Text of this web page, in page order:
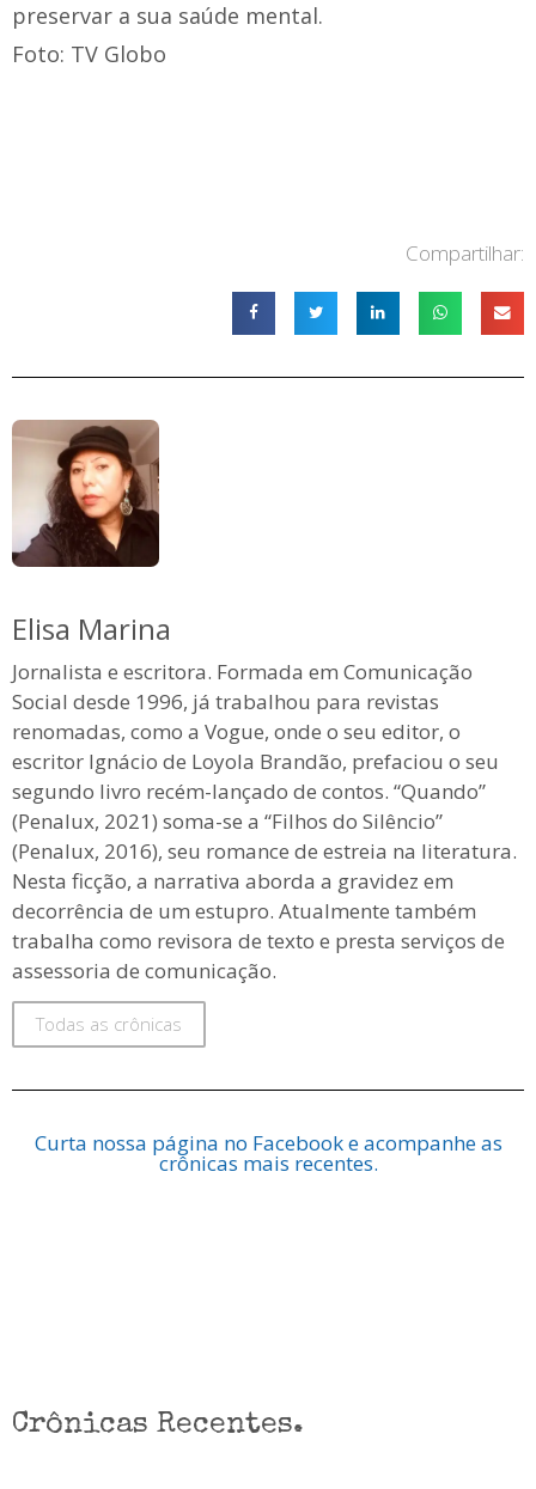
preservar a sua saúde mental.
Foto: TV Globo
Compartilhar:
Elisa Marina
Jornalista e escritora. Formada em Comunicação
Social desde 1996, já trabalhou para revistas
renomadas, como a Vogue, onde o seu editor, o
escritor Ignácio de Loyola Brandão, prefaciou o seu
segundo livro recém-lançado de contos. “Quando”
(Penalux, 2021) soma-se a “Filhos do Silêncio”
(Penalux, 2016), seu romance de estreia na literatura.
Nesta ficção, a narrativa aborda a gravidez em
decorrência de um estupro. Atualmente também
trabalha como revisora de texto e presta serviços de
assessoria de comunicação.
Todas as crônicas
Curta nossa página no Facebook e acompanhe as
crônicas mais recentes.
Crônicas Recentes.